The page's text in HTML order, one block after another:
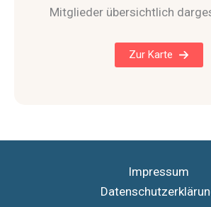
Mitglieder übersichtlich
Zur Karte
Impressum